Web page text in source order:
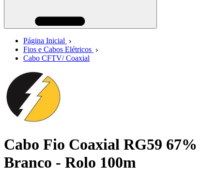
Página Inicial
Fios e Cabos Elétricos
Cabo CFTV/ Coaxial
Cabo Fio Coaxial RG59 67%
Branco - Rolo 100m